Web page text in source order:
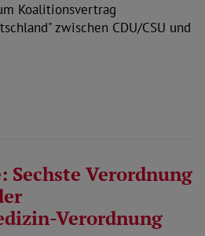
Koalitionsvertrag
zwischen CDU/CSU und
Sechste Verordnung
Verordnung